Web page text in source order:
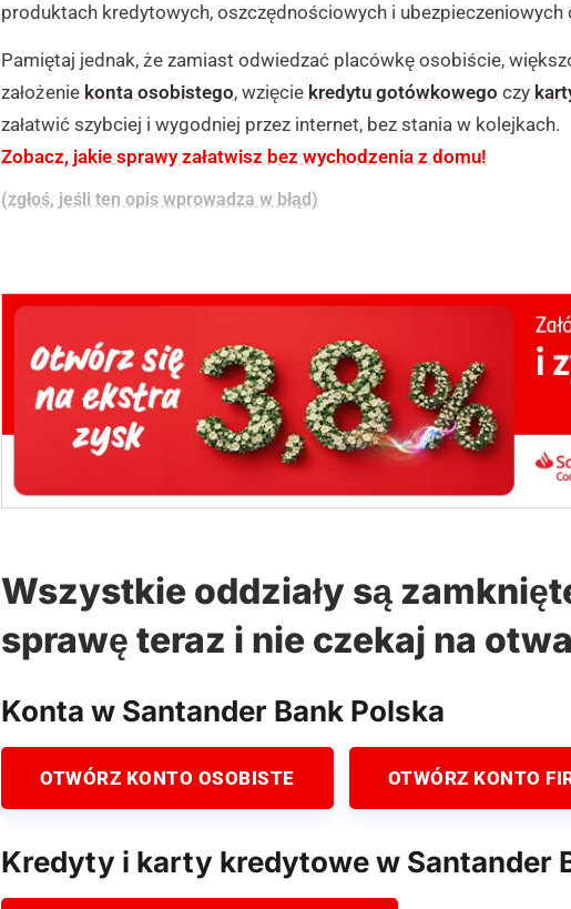
produktach kredytowych, oszczędnościowych i ubezpieczeniowych
Pamiętaj jednak, że zamiast odwiedzać placówkę osobiście,
założenie konta osobistego, wzięcie kredytu gotówkowego czy
załatwić szybciej i wygodniej przez internet, bez stania w kolejkach.
Zobacz, jakie sprawy załatwisz bez wychodzenia z domu!
(zgłoś, jeśli ten opis wprowadza w błąd)
Wszystkie oddziały są
sprawę teraz i nie czekaj na
Konta w Santander Bank Polska
OTWÓRZ KONTO OSOBISTE OTWÓRZ KONTO
Kredyty i karty kredytowe w Santander